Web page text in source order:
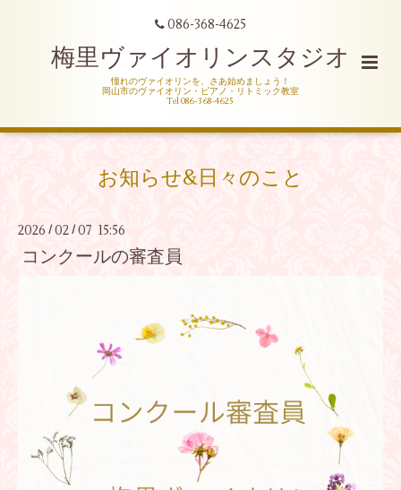
086-368-4625
梅里ヴァイオリンスタジオ
憧れのヴァイオリンを、さあ始めましょう！
岡山市のヴァイオリン・ピアノ・リトミック教室
Tel 086-368-4625
お知らせ&日々のこと
2026 /02 / 07 15:56
コンクールの審査員